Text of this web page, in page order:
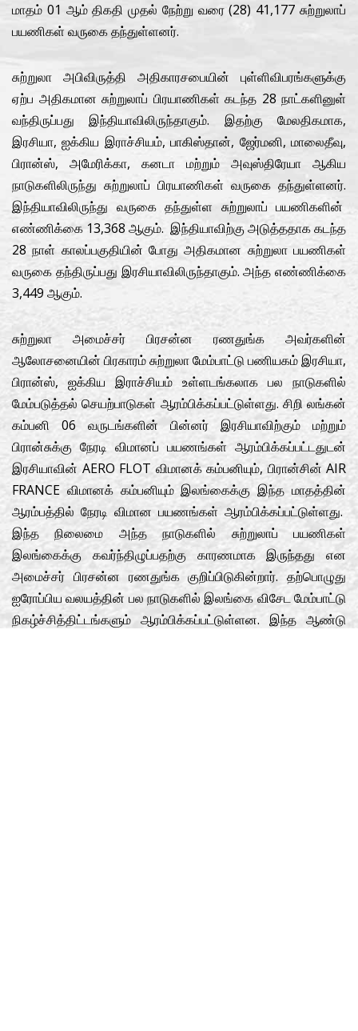
மாதம் 01 ஆம் திகதி முதல் நேற்று வரை (28) 41,177 சுற்றுலாப்
பயணிகள் வருகை தந்துள்ளனர்.
சுற்றுலா அபிவிருத்தி அதிகாரசபையின் புள்ளிவிபரங்களுக்கு
ஏற்ப அதிகமான சுற்றுலாப் பிரயாணிகள் கடந்த 28 நாட்களினுள்
வந்திருப்பது இந்தியாவிலிருந்தாகும். இதற்கு மேலதிகமாக,
இரசியா, ஐக்கிய இராச்சியம், பாகிஸ்தான், ஜேர்மனி, மாலைதீவு,
பிரான்ஸ், அமேரிக்கா, கனடா மற்றும் அவுஸ்திரேயா ஆகிய
நாடுகளிலிருந்து சுற்றுலாப் பிரயாணிகள் வருகை தந்துள்ளனர்.
இந்தியாவிலிருந்து வருகை தந்துள்ள சுற்றுலாப் பயணிகளின்
எண்ணிக்கை 13,368 ஆகும். இந்தியாவிற்கு அடுத்ததாக கடந்த
28 நாள் காலப்பகுதியின் போது அதிகமான சுற்றுலா பயணிகள்
வருகை தந்திருப்பது இரசியாவிலிருந்தாகும். அந்த எண்ணிக்கை
3,449 ஆகும்.
சுற்றுலா அமைச்சர் பிரசன்ன ரணதுங்க அவர்களின்
ஆலோசனையின் பிரகாரம் சுற்றுலா மேம்பாட்டு பணியகம் இரசியா,
பிரான்ஸ், ஐக்கிய இராச்சியம் உள்ளடங்கலாக பல நாடுகளில்
மேம்படுத்தல் செயற்பாடுகள் ஆரம்பிக்கப்பட்டுள்ளது. சிறி லங்கன்
கம்பனி 06 வருடங்களின் பின்னர் இரசியாவிற்கும் மற்றும்
பிரான்சுக்கு நேரடி விமானப் பயணங்கள் ஆரம்பிக்கப்பட்டதுடன்
இரசியாவின் AERO FLOT விமானக் கம்பனியும், பிரான்சின் AIR
FRANCE விமானக் கம்பனியும் இலங்கைக்கு இந்த மாதத்தின்
ஆரம்பத்தில் நேரடி விமான பயணங்கள் ஆரம்பிக்கப்பட்டுள்ளது.
இந்த நிலைமை அந்த நாடுகளில் சுற்றுலாப் பயணிகள்
இலங்கைக்கு கவர்ந்திழுப்பதற்கு காரணமாக இருந்தது என
அமைச்சர் பிரசன்ன ரணதுங்க குறிப்பிடுகின்றார். தற்பொழுது
ஐரோப்பிய வலயத்தின் பல நாடுகளில் இலங்கை விசேட மேம்பாட்டு
நிகழ்ச்சித்திட்டங்களும் ஆரம்பிக்கப்பட்டுள்ளன. இந்த ஆண்டு